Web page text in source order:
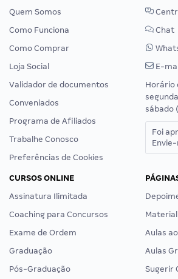
Quem Somos
Como Funciona
Como Comprar
Loja Social
Validador de documentos
Conveniados
Programa de Afiliados
Trabalhe Conosco
Preferências de Cookies
Chat
E-
Horário
sábado
Foi
CURSOS ONLINE
Assinatura Ilimitada
Coaching para Concursos
Exame de Ordem
Graduação
Pós-Graduação
Aulas
Aulas
Sugerir